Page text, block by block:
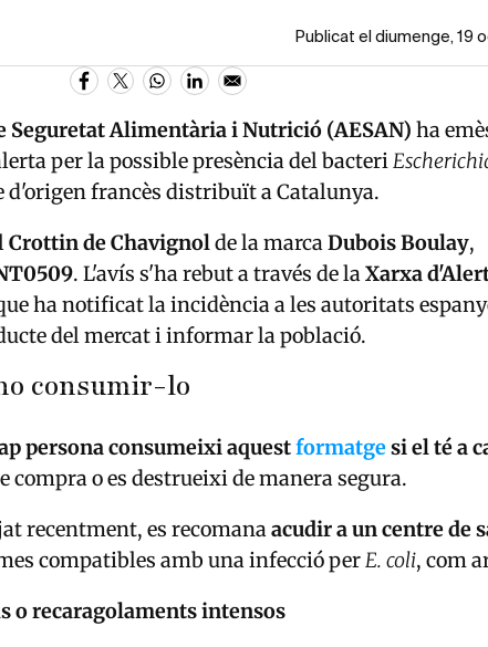
Publicat el diumenge, 19
Seguretat Alimentària i Nutrició (AESAN) ha
per la possible presència del bacteri
d'origen francès distribuït a Catalunya.
Crottin de Chavignolde la marcaDubois Boulay,
. L'avís s'ha rebut a través de laXarxa
ha notificat la incidència a les autoritats
del mercat i informar la població.
consumir-lo
persona consumeixi aquestformatgesi el té a
compra o es destrueixi de manera segura.
recentment, es recomanaacudir a un centre de
compatibles amb una infecció perE. coli, com
o recaragolaments intensos